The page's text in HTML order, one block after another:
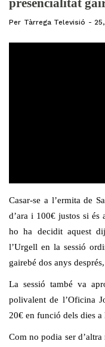
presencialitat
Per Tàrrega Televisió
Casar-se a l’ermita de
d’ara i 100€ justos si
ho ha decidit aquest
l’Urgell en la sessió
gairebé dos anys
La sessió també va
polivalent de l’Oficina
20€ en funció dels dies a
Com no podia ser